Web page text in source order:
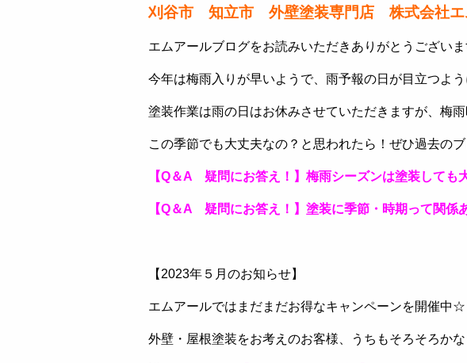
刈谷市 知立市 外壁塗装専門店 株式会社エ
エムアールブログをお読みいただきありがとうございま
今年は梅雨入りが早いようで、雨予報の日が目立つよう
塗装作業は雨の日はお休みさせていただきますが、梅
この季節でも大丈夫なの？と思われたら！ぜひ過去の
【Q＆A 疑問にお答え！】梅雨シーズンは塗装しても
【Q＆A 疑問にお答え！】塗装に季節・時期って関係
【2023年５月のお知らせ】
エムアールではまだまだお得なキャンペーンを開催中☆
外壁・屋根塗装をお考えのお客様、うちもそろそろか